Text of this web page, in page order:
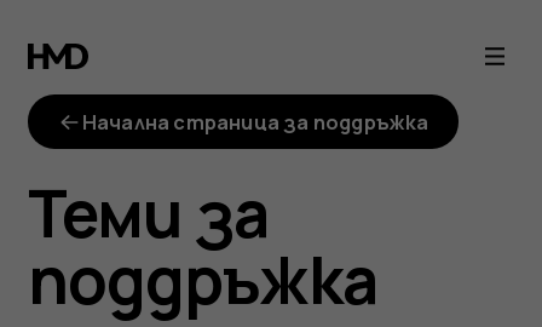
Как
да
задам
методи
на
Начална страница за поддръжка
Теми за
поддръжка